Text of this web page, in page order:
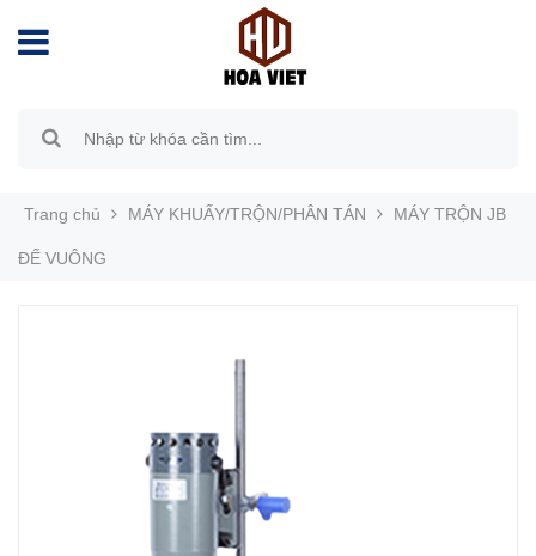
Trang chủ MÁY KHUẤY/TRỘN/PHÂN TÁN MÁY TRỘN JB
ĐẾ VUÔNG